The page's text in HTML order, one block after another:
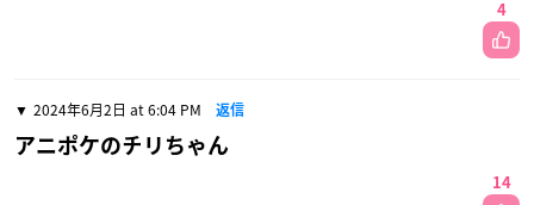
4
2024年6月2日 at 6:04 PM 返信
アニポケのチリちゃん
14